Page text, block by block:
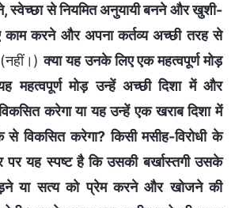
स्वेच्छा से नियमित अनुयायी बनने और खुशी-
काम करने और अपना कर्तव्य अच्छी तरह से
(नहीं।)क्या यह उनके लिए एक महत्वपूर्ण मोड़
महत्वपूर्ण मोड़ उन्हें अच्छी दिशा में और
करेगा या यह उन्हें एक खराब दिशा में
विकसित करेगा? किसी मसीह-विरोधी के
यह स्पष्ट है कि उसकी बर्खास्तगी उसके
या सत्य को प्रेम करने और खोजने की